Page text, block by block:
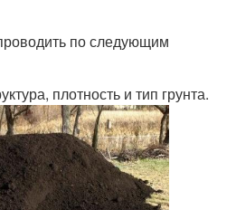
по следующим
плотность и тип грунта.